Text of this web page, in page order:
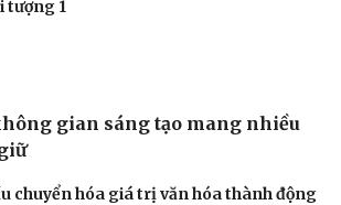
KC-135
thiếu hụt đạn dược sau nhiều tháng